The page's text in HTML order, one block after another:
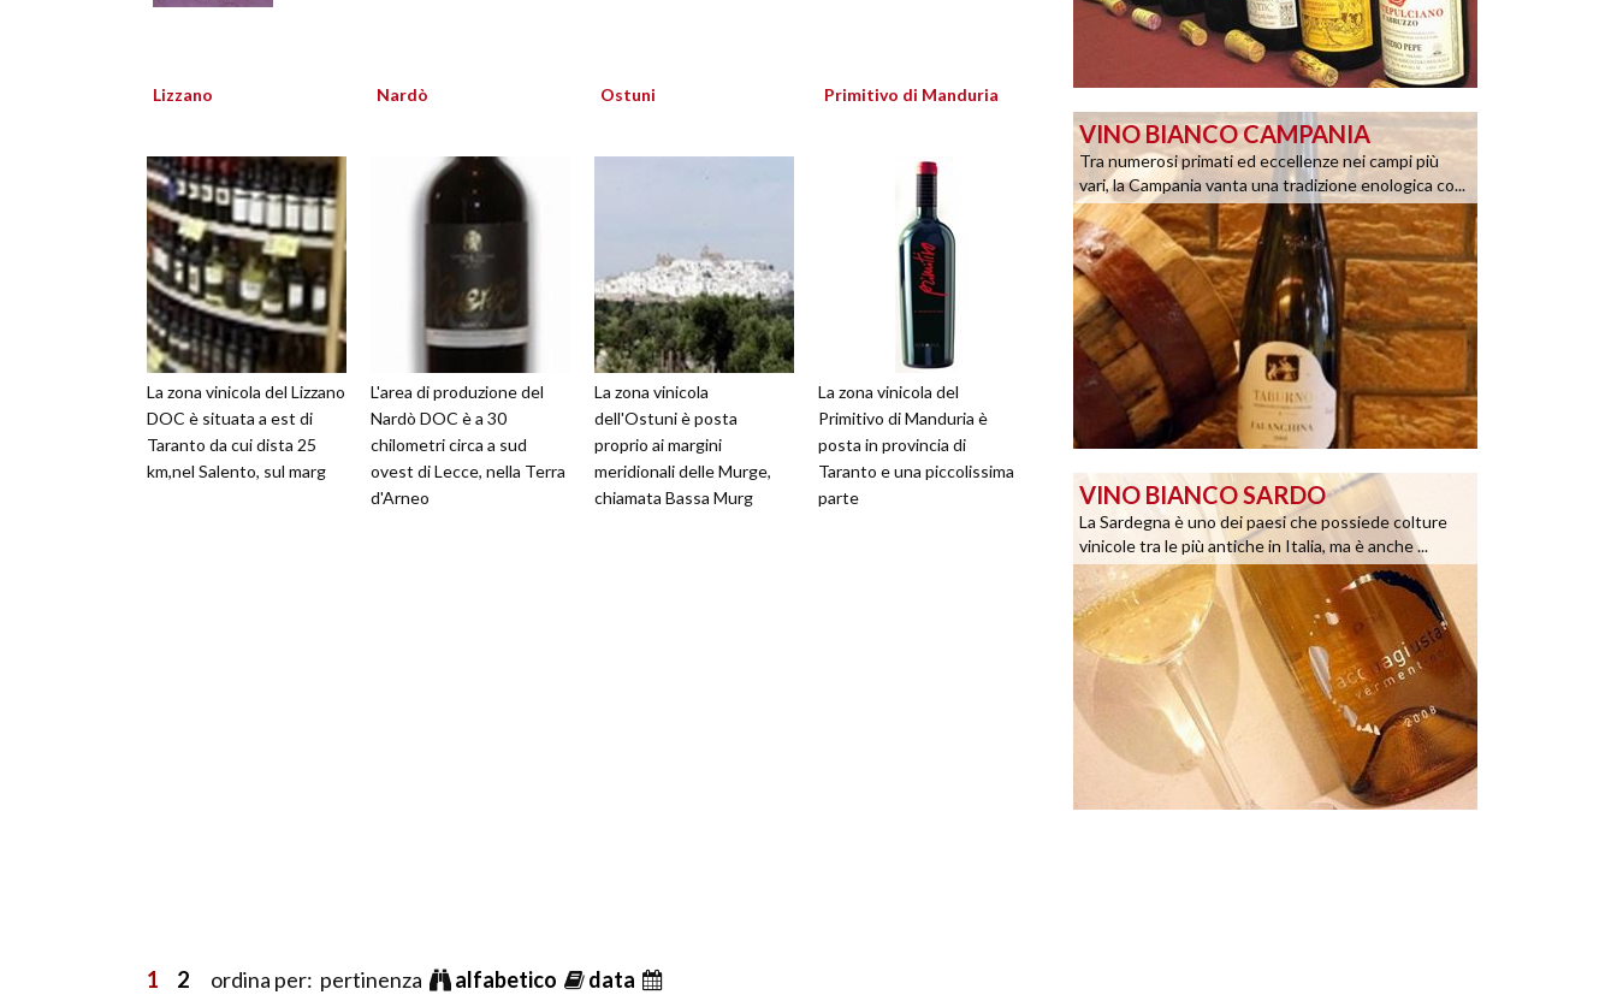
Lizzano
La zona vinicola del Lizzano
DOC è situata a est di
Taranto da cui dista 25
km,nel Salento, sul marg
Nardò
L'area di produzione del
Nardò DOC è a 30
chilometri circa a sud
ovest di Lecce, nella Terra
d'Arneo
Ostuni
La zona vinicola
dell'Ostuni è posta
proprio ai margini
meridionali delle Murge,
chiamata Bassa Murg
Primitivo di Manduria
La zona vinicola del
Primitivo di Manduria è
posta in provincia di
Taranto e una piccolissima
parte
1 2 ordina per: pertinenza alfabetico data
VINO BIANCO CAMPANIA
Tra numerosi primati ed eccellenze nei campi più
vari, la Campania vanta una tradizione enologica co...
VINO BIANCO SARDO
La Sardegna è uno dei paesi che possiede colture
vinicole tra le più antiche in Italia, ma è anche ...